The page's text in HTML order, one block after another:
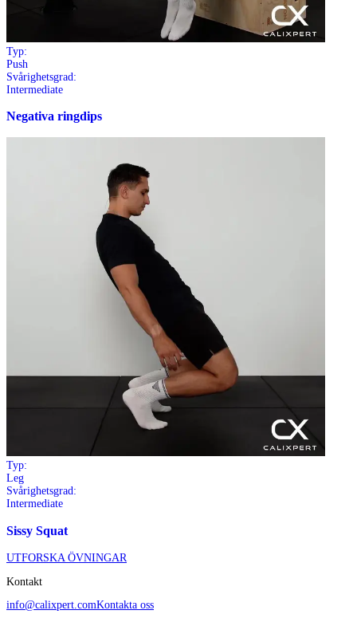
Typ:
Push
Svårighetsgrad:
Intermediate
Negativa ringdips
Typ:
Leg
Svårighetsgrad:
Intermediate
Sissy Squat
UTFORSKA ÖVNINGAR
Kontakt
info@calixpert.comKontakta oss